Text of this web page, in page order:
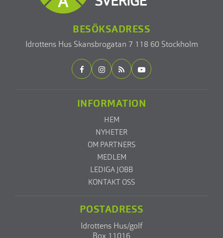
BESÖKSADRESS
Idrottens HusSkansbrogatan 7 118 60 Stockholm
INFORMATION
HEM
NYHETER
OM PARTNERS
MEDLEM
LEDIGA JOBB
KONTAKT OSS
POSTADRESS
Idrottens Hus/golf